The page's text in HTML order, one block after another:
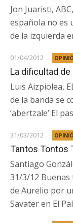
Jon Juaristi,
española no es
de la izquierda
01/04/2012
La dificultad de
Luis Aizpiolea,
de la banda se
‘abertzale’ El
31/03/2012
Tantos Tontos
Santiago
31/3/12
de Aurelio por
Savater en El